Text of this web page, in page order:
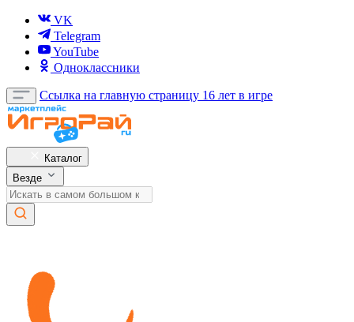
VK
Telegram
YouTube
Одноклассники
Ссылка на главную страницу 16 лет в игре
Каталог
Везде